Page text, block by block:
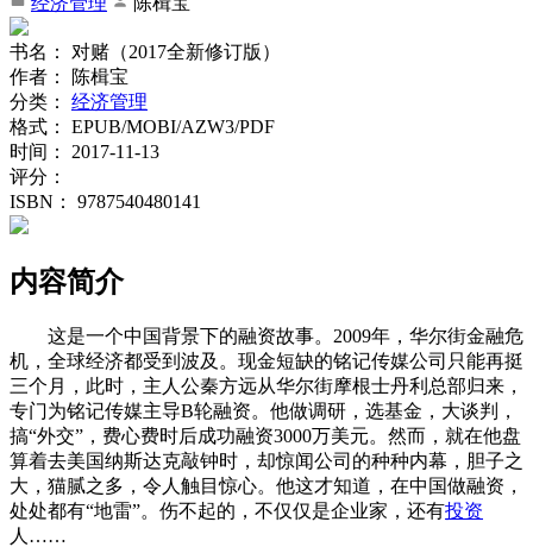
书名：
对赌（2017全新修订版）
作者：
陈楫宝
分类：
经济管理
格式：
EPUB/MOBI/AZW3/PDF
时间：
2017-11-13
评分：
ISBN：
9787540480141
内容简介
这是一个中国背景下的融资故事。2009年，华尔街金融危
机，全球经济都受到波及。现金短缺的铭记传媒公司只能再挺
三个月，此时，主人公秦方远从华尔街摩根士丹利总部归来，
专门为铭记传媒主导B轮融资。他做调研，选基金，大谈判，
搞“外交”，费心费时后成功融资3000万美元。然而，就在他盘
算着去美国纳斯达克敲钟时，却惊闻公司的种种内幕，胆子之
大，猫腻之多，令人触目惊心。他这才知道，在中国做融资，
处处都有“地雷”。伤不起的，不仅仅是企业家，还有投资
人……